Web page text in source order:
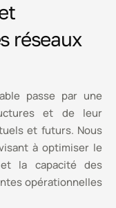
réseaux
passe par une
et de leur
et futurs. Nous
à optimiser le
la capacité des
opérationnelles